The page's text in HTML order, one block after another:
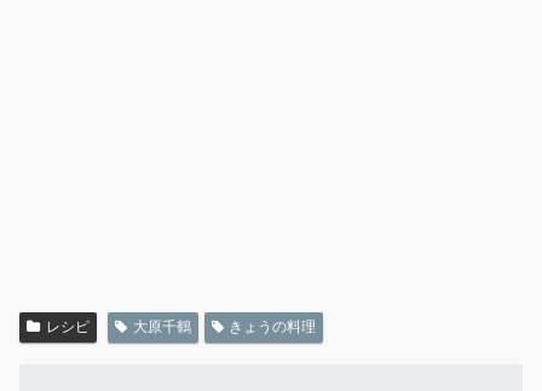
レシピ 大原千鶴 きょうの料理